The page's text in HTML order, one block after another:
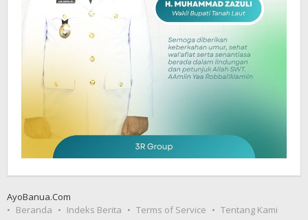
AyoBanua.Com
Beranda
Indeks Berita Terms of Service Tentang Kami